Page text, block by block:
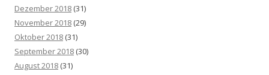
Dezember 2018 (31)
November 2018 (29)
Oktober 2018 (31)
September 2018 (30)
August 2018 (31)